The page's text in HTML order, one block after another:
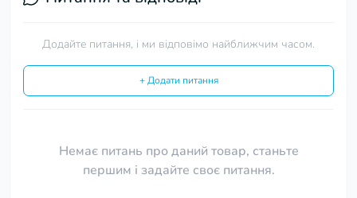
Додайте питання, і ми відповімо найближчим часом.
+ Додати питання
Немає питань про даний товар, станьте
першим і задайте своє питання.